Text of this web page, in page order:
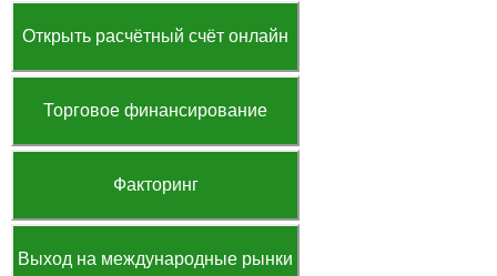
Открыть расчётный счёт онлайн
Торговое финансирование
Факторинг
Выход на международные рынки